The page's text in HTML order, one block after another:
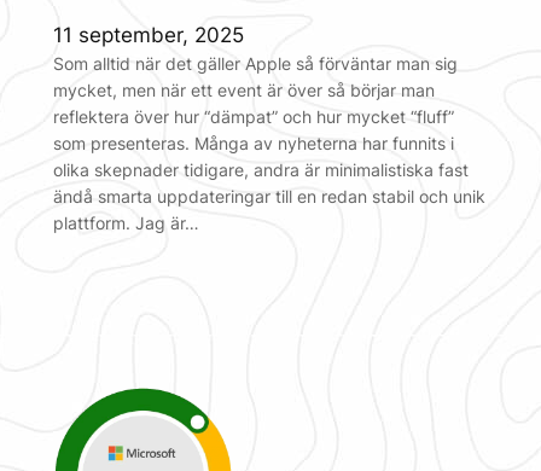
11 september, 2025
Som alltid när det gäller Apple så förväntar man sig
mycket, men när ett event är över så börjar man
reflektera över hur “dämpat” och hur mycket “fluff”
som presenteras. Många av nyheterna har funnits i
olika skepnader tidigare, andra är minimalistiska fast
ändå smarta uppdateringar till en redan stabil och unik
plattform. Jag är…